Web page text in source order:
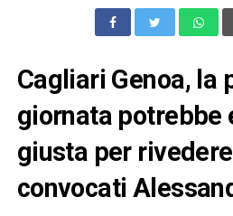
Cagliari Genoa, la
giornata potrebbe
giusta per
convocati